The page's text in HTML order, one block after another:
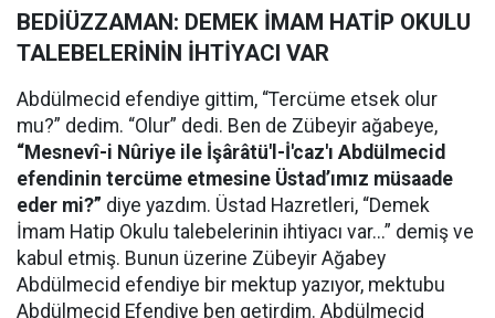
BEDİÜZZAMAN: DEMEK İMAM HATİP OKULU
TALEBELERİNİN İHTİYACI VAR
Abdülmecid efendiye gittim, “Tercüme etsek olur
mu?” dedim. “Olur” dedi. Ben de Zübeyir ağabeye,
“Mesnevî-i Nûriye ile İşârâtü'l-İ'caz'ı Abdülmecid
efendinin tercüme etmesine Üstad’ımız müsaade
eder mi?” diye yazdım. Üstad Hazretleri, “Demek
İmam Hatip Okulu talebelerinin ihtiyacı var...” demiş ve
kabul etmiş. Bunun üzerine Zübeyir Ağabey
Abdülmecid efendiye bir mektup yazıyor, mektubu
Abdülmecid Efendiye ben getirdim. Abdülmecid